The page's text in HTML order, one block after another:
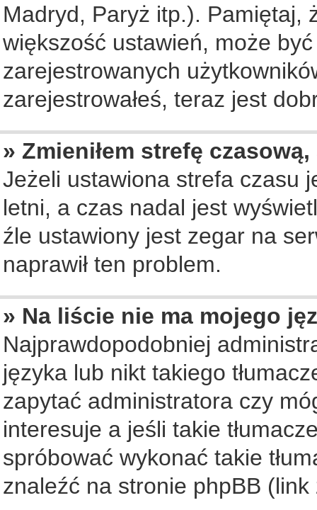
Madryd, Paryż itp.). Pamiętaj,
większość ustawień, może
zarejestrowanych
zarejestrowałeś, teraz jest
» Zmieniłem strefę
Jeżeli ustawiona strefa czasu
letni, a czas nadal jest
źle ustawiony jest zegar na
naprawił ten problem.
» Na liście nie ma mojego
Najprawdopodobniej
języka lub nikt takiego
zapytać administratora czy
interesuje a jeśli takie
spróbować wykonać takie
znaleźć na stronie phpBB